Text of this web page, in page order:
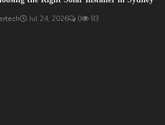
Jul 24, 2026 0 83